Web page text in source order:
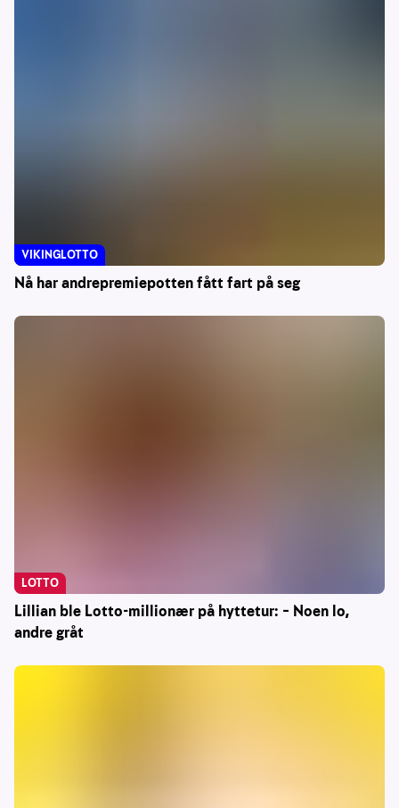
Nå har andrepremiepotten fått fart på seg
VIKINGLOTTO
Lillian ble Lotto-millionær på hyttetur: – Noen lo,
andre gråt
LOTTO